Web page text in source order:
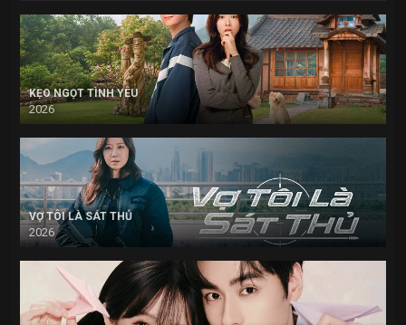
KẸO NGỌT TÌNH YÊU
2026
VỢ TÔI LÀ SÁT THỦ
2026